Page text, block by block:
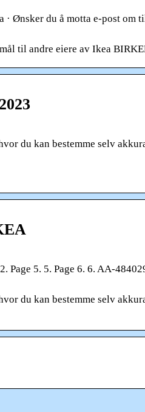
Ønsker du å motta e-post om
til andre eiere av Ikea
du kan bestemme selv
Page 5. 5. Page 6. 6. AA-
du kan bestemme selv